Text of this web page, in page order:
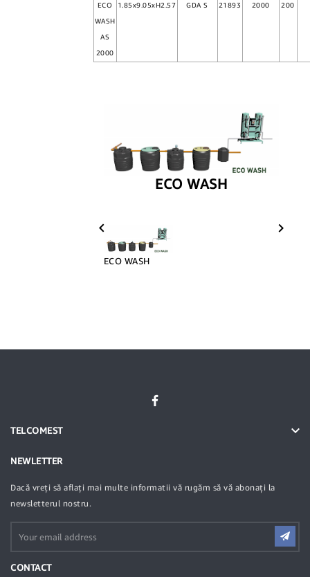
ECO
WASH
AS
2000
1.85x9.05xH2.57 GDA S 21893 2000 200
ECO WASH
ECO WASH
 
TELCOMEST 
NEWLETTER
Dacă vreți să aflați mai multe informatii vă rugăm să vă abonați la
newsletterul nostru.
CONTACT